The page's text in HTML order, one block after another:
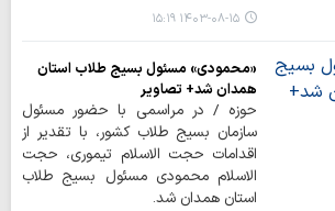
۱۴۰۳-۰۸-۱۵ ۱۵:۱۹
«محمودی» مسئول بسیج طلاب استان
همدان شد+ تصاویر
حوزه / در مراسمی با حضور مسئول
سازمان بسیج طلاب کشور، با تقدیر از
اقدامات حجت الاسلام تیموری، حجت
الاسلام محمودی مسئول بسیج طلاب
استان همدان شد.